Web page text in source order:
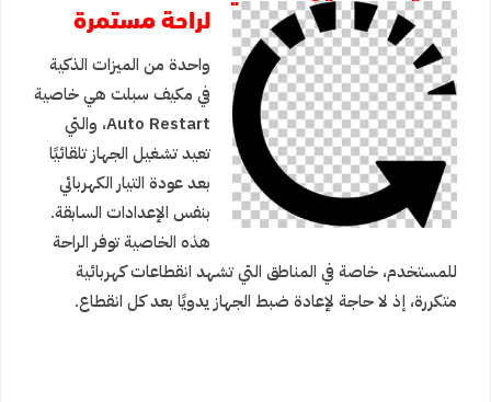
لراحة مستمرة
واحدة من الميزات الذكية
في مكيف سبلت هي خاصية
Auto Restart، والتي
تعيد تشغيل الجهاز تلقائيًا
بعد عودة التيار الكهربائي
بنفس الإعدادات السابقة.
هذه الخاصية توفر الراحة
للمستخدم، خاصة في المناطق التي تشهد انقطاعات كهربائية
متكررة، إذ لا حاجة لإعادة ضبط الجهاز يدويًا بعد كل انقطاع.